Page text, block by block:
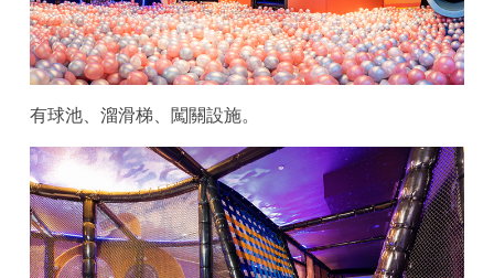
有球池、溜滑梯、闖關設施。